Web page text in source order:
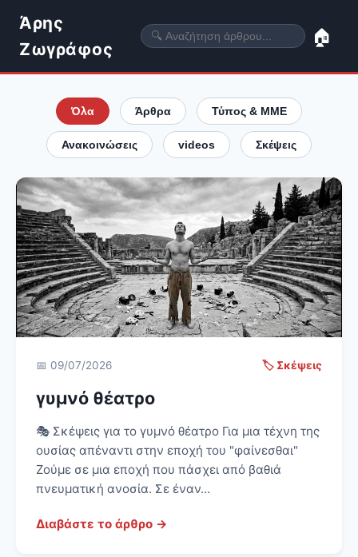
Άρης
Ζωγράφος
🏠
Όλα Άρθρα Τύπος & ΜΜΕ
Ανακοινώσεις videos Σκέψεις
📅 09/07/2026 🏷️ Σκέψεις
γυμνό θέατρο
🎭 Σκέψεις για το γυμνό θέατρο Για μια τέχνη της
ουσίας απέναντι στην εποχή του "φαίνεσθαι"
Ζούμε σε μια εποχή που πάσχει από βαθιά
πνευματική ανοσία. Σε έναν...
Διαβάστε το άρθρο →